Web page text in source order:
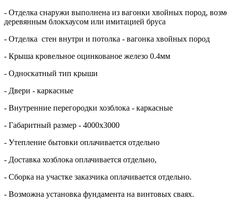
- Отделка снаружи выполнена из вагонки хвойных пород,
деревянным блокхаусом или имитацией бруса
- Отделка стен внутри и потолка - вагонка хвойных пород
- Крыша кровельное оцинкованое железо 0.4мм
- Односкатный тип крыши
- Двери - каркасные
- Внутренние перегородки хозблока - каркасные
- Габаритный размер - 4000х3000
- Утепление бытовки оплачивается отдельно
- Доставка хозблока оплачивается отдельно,
- Сборка на участке заказчика оплачивается отдельно.
- Возможна установка фундамента на винтовых сваях.